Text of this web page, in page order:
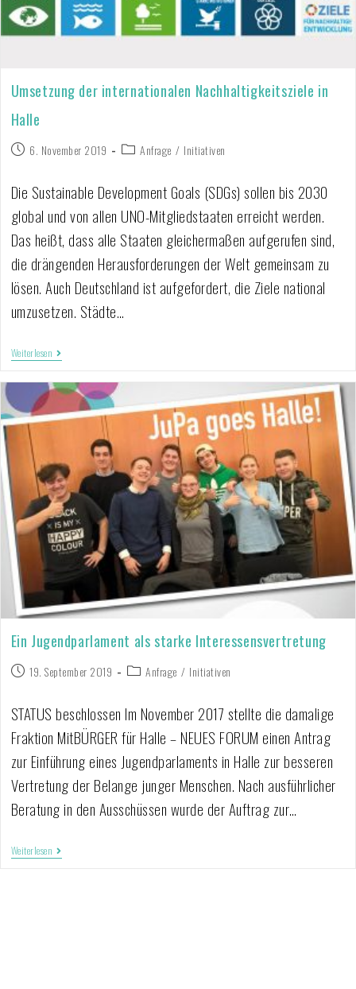
Umsetzung der internationalen Nachhaltigkeitsziele in
Halle
6. November 2019 Anfrage / Initiativen
Die Sustainable Development Goals (SDGs) sollen bis 2030
global und von allen UNO-Mitgliedstaaten erreicht werden.
Das heißt, dass alle Staaten gleichermaßen aufgerufen sind,
die drängenden Herausforderungen der Welt gemeinsam zu
lösen. Auch Deutschland ist aufgefordert, die Ziele national
umzusetzen. Städte…
Weiterlesen
Ein Jugendparlament als starke Interessensvertretung
19. September 2019 Anfrage / Initiativen
STATUS beschlossen Im November 2017 stellte die damalige
Fraktion MitBÜRGER für Halle – NEUES FORUM einen Antrag
zur Einführung eines Jugendparlaments in Halle zur besseren
Vertretung der Belange junger Menschen. Nach ausführlicher
Beratung in den Ausschüssen wurde der Auftrag zur…
Weiterlesen